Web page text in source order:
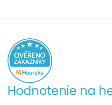
Hodnotenie na